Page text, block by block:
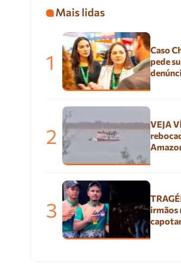
Mais lidas
1
Caso
pede
2
VEJA
3
irmãos